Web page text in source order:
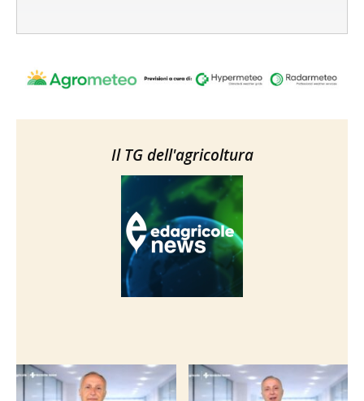
Il TG dell'agricoltura